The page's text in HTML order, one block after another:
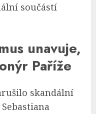
součástí
unavuje,
Paříže
skandální